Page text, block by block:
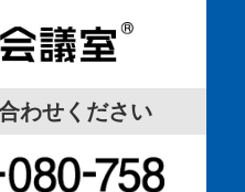
わせください